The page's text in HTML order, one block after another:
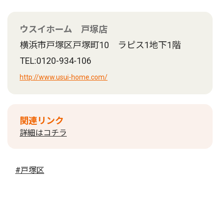
ウスイホーム 戸塚店
横浜市戸塚区戸塚町10 ラピス1地下1階
TEL:0120-934-106
http://www.usui-home.com/
関連リンク
詳細はコチラ
#戸塚区